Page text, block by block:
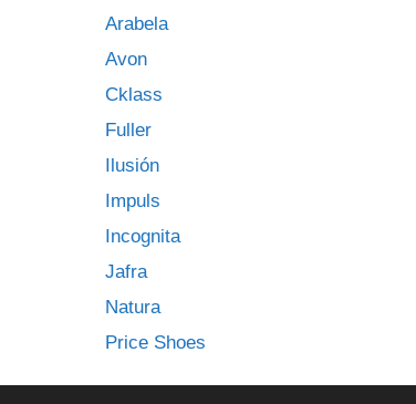
Arabela
Avon
Cklass
Fuller
Ilusión
Impuls
Incognita
Jafra
Natura
Price Shoes